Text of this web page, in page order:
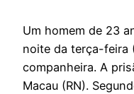
Um homem de 23
noite da terça-feira
companheira. A
Macau (RN).